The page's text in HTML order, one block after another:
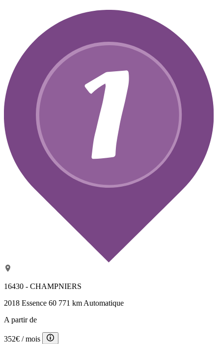
16430 - CHAMPNIERS
2018 Essence 60 771 km Automatique
A partir de
352€ / mois